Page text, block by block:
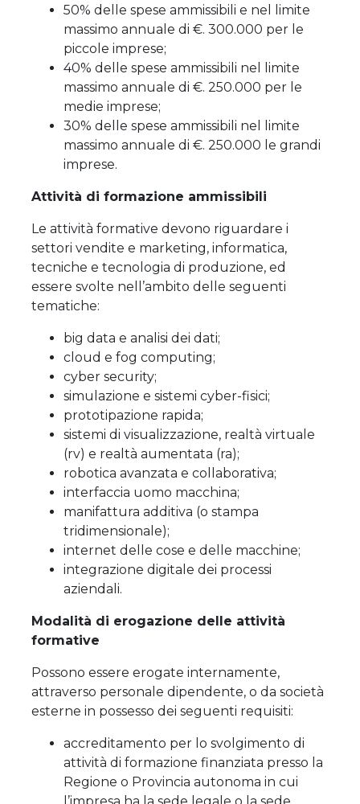
50% delle spese ammissibili e nel limite
massimo annuale di €. 300.000 per le
piccole imprese;
40% delle spese ammissibili nel limite
massimo annuale di €. 250.000 per le
medie imprese;
30% delle spese ammissibili nel limite
massimo annuale di €. 250.000 le grandi
imprese.
Attività di formazione ammissibili
Le attività formative devono riguardare i
settori vendite e marketing, informatica,
tecniche e tecnologia di produzione, ed
essere svolte nell’ambito delle seguenti
tematiche:
big data e analisi dei dati;
cloud e fog computing;
cyber security;
simulazione e sistemi cyber-fisici;
prototipazione rapida;
sistemi di visualizzazione, realtà virtuale
(rv) e realtà aumentata (ra);
robotica avanzata e collaborativa;
interfaccia uomo macchina;
manifattura additiva (o stampa
tridimensionale);
internet delle cose e delle macchine;
integrazione digitale dei processi
aziendali.
Modalità di erogazione delle attività
formative
Possono essere erogate internamente,
attraverso personale dipendente, o da società
esterne in possesso dei seguenti requisiti:
accreditamento per lo svolgimento di
attività di formazione finanziata presso la
Regione o Provincia autonoma in cui
l’impresa ha la sede legale o la sede